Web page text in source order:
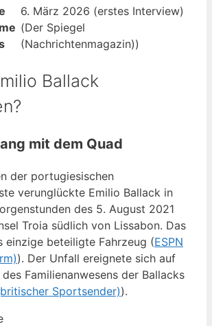
6. März 2026 (erstes Interview)
(Der Spiegel
(Nachrichtenmagazin))
Ballack
mit dem Quad
der portugiesischen
verunglückte Emilio Ballack in
des 5. August 2021
Troia südlich von Lissabon. Das
einzige beteiligte Fahrzeug (ESPN
). Der Unfall ereignete sich auf
Familienanwesens der Ballacks
Sportsender)).